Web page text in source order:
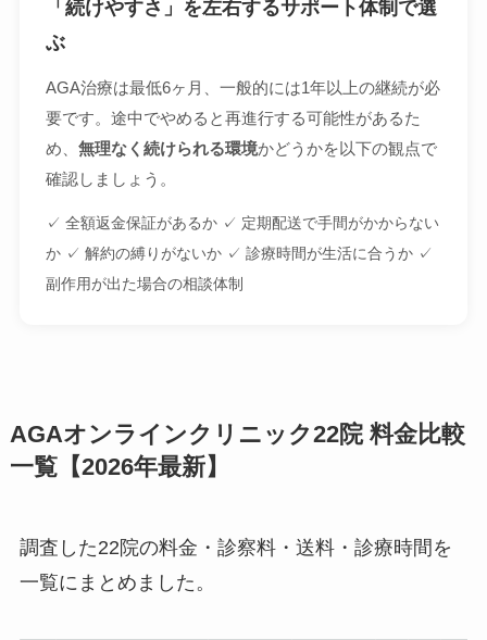
「続けやすさ」を左右するサポート体制で選
ぶ
AGA治療は最低6ヶ月、一般的には1年以上の継続が必
要です。途中でやめると再進行する可能性があるた
め、 無理なく続けられる環境かどうかを以下の観点で
確認しましょう。
✓ 全額返金保証があるか ✓ 定期配送で手間がかからない
か ✓ 解約の縛りがないか ✓ 診療時間が生活に合うか ✓
副作用が出た場合の相談体制
AGAオンラインクリニック22院 料金比較
一覧【2026年最新】
調査した22院の料金・診察料・送料・診療時間を
一覧にまとめました。